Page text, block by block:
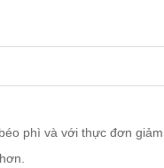
phì và với thực đơn giảm